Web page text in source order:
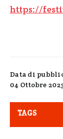
Data di
04 Ottobre
TAGS
https://